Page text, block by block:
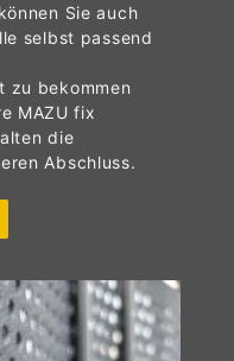
Sie auch
selbst passend
zu bekommen
MAZU fix
die
Abschluss.